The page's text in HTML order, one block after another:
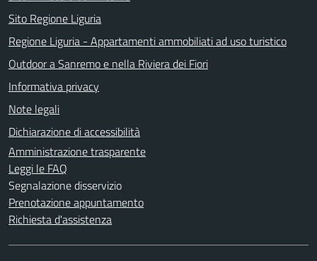
Sito Regione Liguria
Regione Liguria - Appartamenti ammobiliati ad uso turistico
Outdoor a Sanremo e nella Riviera dei Fiori
Informativa privacy
Note legali
Dichiarazione di accessibilità
Amministrazione trasparente
Leggi le FAQ
Segnalazione disservizio
Prenotazione appuntamento
Richiesta d'assistenza